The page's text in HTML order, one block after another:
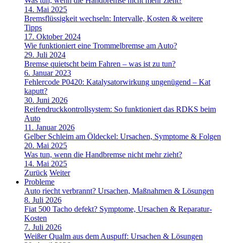
14. Mai 2025
Bremsflüssigkeit wechseln: Intervalle, Kosten & weitere
Tipps
17. Oktober 2024
Wie funktioniert eine Trommelbremse am Auto?
29. Juli 2024
Bremse quietscht beim Fahren – was ist zu tun?
6. Januar 2023
Fehlercode P0420: Katalysatorwirkung ungenügend – Kat
kaputt?
30. Juni 2026
Reifendruckkontrollsystem: So funktioniert das RDKS beim
Auto
11. Januar 2026
Gelber Schleim am Öldeckel: Ursachen, Symptome & Folgen
20. Mai 2025
Was tun, wenn die Handbremse nicht mehr zieht?
14. Mai 2025
Zurück Weiter
Probleme
Auto riecht verbrannt? Ursachen, Maßnahmen & Lösungen
8. Juli 2026
Fiat 500 Tacho defekt? Symptome, Ursachen & Reparatur-
Kosten
7. Juli 2026
Weißer Qualm aus dem Auspuff: Ursachen & Lösungen